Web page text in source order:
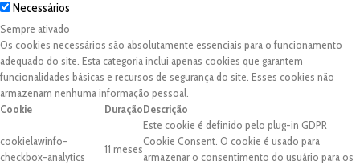
Necessários
Sempre ativado
Os cookies necessários são absolutamente essenciais para o funcionamento
adequado do site. Esta categoria inclui apenas cookies que garantem
funcionalidades básicas e recursos de segurança do site. Esses cookies não
armazenam nenhuma informação pessoal.
Cookie
DuraçãoDescrição
cookielawinfo-
checkbox-analytics
11 meses
Este cookie é definido pelo plug-in GDPR
Cookie Consent. O cookie é usado para
armazenar o consentimento do usuário para os